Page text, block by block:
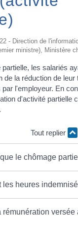
- Direction de
ministre), Ministère
les salariés
de la réduction de leur
l'employeur. En
d'activité partielle
Tout replier
le chômage
les heures
rémunération versée